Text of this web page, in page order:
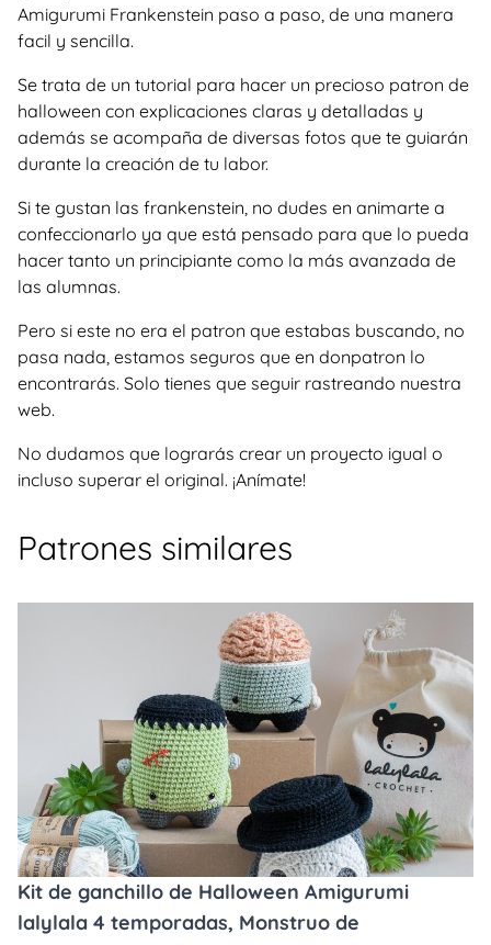
Amigurumi Frankenstein paso a paso, de una manera
facil y sencilla.
Se trata de un tutorial para hacer un precioso patron de
halloween con explicaciones claras y detalladas y
además se acompaña de diversas fotos que te guiarán
durante la creación de tu labor.
Si te gustan las frankenstein, no dudes en animarte a
confeccionarlo ya que está pensado para que lo pueda
hacer tanto un principiante como la más avanzada de
las alumnas.
Pero si este no era el patron que estabas buscando, no
pasa nada, estamos seguros que en donpatron lo
encontrarás. Solo tienes que seguir rastreando nuestra
web.
No dudamos que lograrás crear un proyecto igual o
incluso superar el original. ¡Anímate!
Patrones similares
Kit de ganchillo de Halloween Amigurumi
lalylala 4 temporadas, Monstruo de